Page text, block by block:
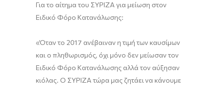
Για το αίτημα του ΣΥΡΙΖΑ για μείωση στον
Ειδικό Φόρο Κατανάλωσης:
«Όταν το 2017 ανέβαιναν η τιμή των καυσίμων
και ο πληθωρισμός, όχι μόνο δεν μείωσαν τον
Ειδικό Φόρο Κατανάλωσης αλλά τον αύξησαν
κιόλας. Ο ΣΥΡΙΖΑ τώρα μας ζητάει να κάνουμε